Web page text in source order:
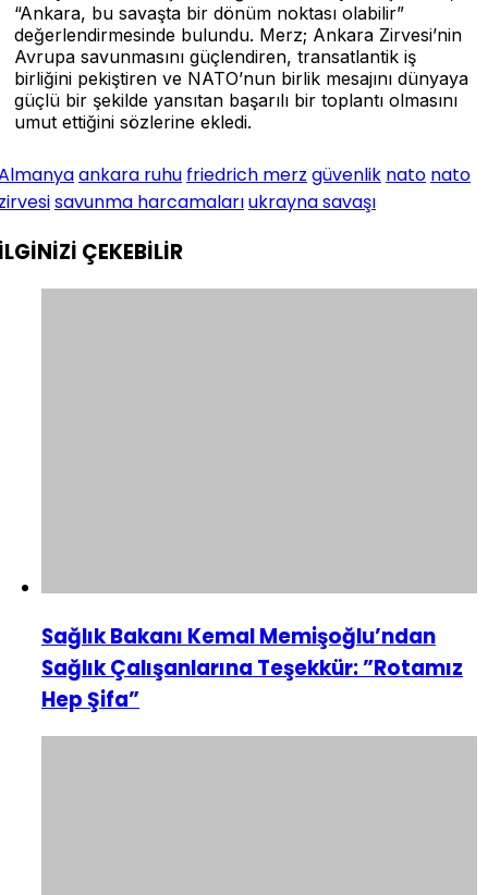
“Ankara, bu savaşta bir dönüm noktası olabilir”
değerlendirmesinde bulundu. Merz; Ankara Zirvesi’nin
Avrupa savunmasını güçlendiren, transatlantik iş
birliğini pekiştiren ve NATO’nun birlik mesajını dünyaya
güçlü bir şekilde yansıtan başarılı bir toplantı olmasını
umut ettiğini sözlerine ekledi.
ankara ruhu friedrich merz güvenlik nato nato
savunma harcamalarıukrayna savaşı
ÇEKEBİLİR
Sağlık Bakanı Kemal Memişoğlu’ndan
Sağlık Çalışanlarına Teşekkür: ”Rotamız
Hep Şifa”